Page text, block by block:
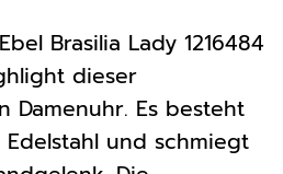
Brasilia Lady 1216484
dieser
Damenuhr. Es besteht
und schmiegt